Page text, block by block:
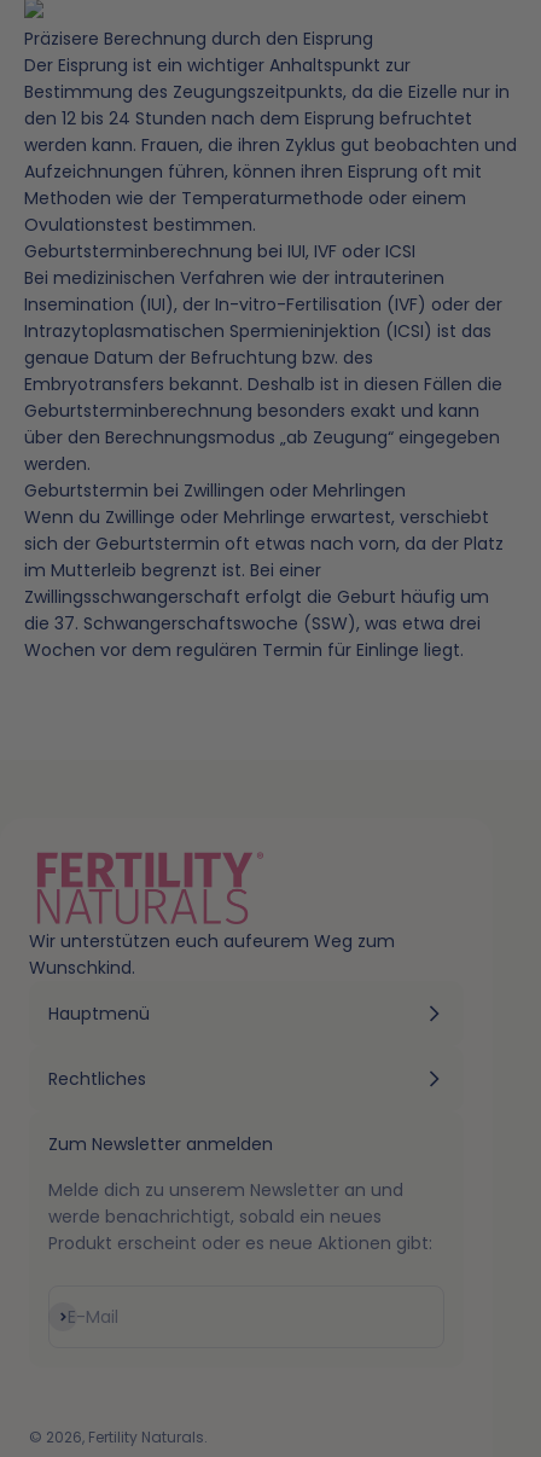
Präzisere Berechnung durch den Eisprung
Der Eisprung ist ein wichtiger Anhaltspunkt zur
Bestimmung des Zeugungszeitpunkts, da die Eizelle nur in
den 12 bis 24 Stunden nach dem Eisprung befruchtet
werden kann. Frauen, die ihren Zyklus gut beobachten und
Aufzeichnungen führen, können ihren Eisprung oft mit
Methoden wie der Temperaturmethode oder einem
Ovulationstest bestimmen.
Geburtsterminberechnung bei IUI, IVF oder ICSI
Bei medizinischen Verfahren wie der intrauterinen
Insemination (IUI), der In-vitro-Fertilisation (IVF) oder der
Intrazytoplasmatischen Spermieninjektion (ICSI) ist das
genaue Datum der Befruchtung bzw. des
Embryotransfers bekannt. Deshalb ist in diesen Fällen die
Geburtsterminberechnung besonders exakt und kann
über den Berechnungsmodus „ab Zeugung“ eingegeben
werden.
Geburtstermin bei Zwillingen oder Mehrlingen
Wenn du Zwillinge oder Mehrlinge erwartest, verschiebt
sich der Geburtstermin oft etwas nach vorn, da der Platz
im Mutterleib begrenzt ist. Bei einer
Zwillingsschwangerschaft erfolgt die Geburt häufig um
die 37. Schwangerschaftswoche (SSW), was etwa drei
Wochen vor dem regulären Termin für Einlinge liegt.
Mit Unterstützung vonExpertinnenentwickelt
unter100% Transparenz.
Jedes unserer Produkte wird in akkreditierten deutschen
Laboren auf Reinheit, Dosierung und Sicherheit getestet –
die Prüfberichte findest du direkt auf jeder Produktseite.
in Deutschland ✓Akkreditierte Labore ✓ Schadstoffgeprüft
Alle Produkte
Laborbericht: Schwangerschaft+
Laborbericht:
Wir unterstützen euch aufeurem Weg zum
Wunschkind.
Hauptmenü
Rechtliches
Zum Newsletter anmelden
Melde dich zu unserem Newsletter an und
werde benachrichtigt, sobald ein neues
Produkt erscheint oder es neue Aktionen gibt:
E-Mail
Abonnieren
© 2026, Fertility Naturals.